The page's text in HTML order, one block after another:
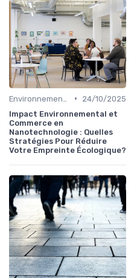
•
24/10/2025
Impact Environnemental et
Commerce en
Nanotechnologie : Quelles
Stratégies Pour Réduire
Votre Empreinte Écologique?